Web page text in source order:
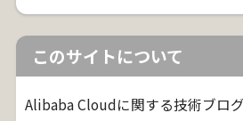
このサイトについて
Alibaba Cloudに関する技術ブロ